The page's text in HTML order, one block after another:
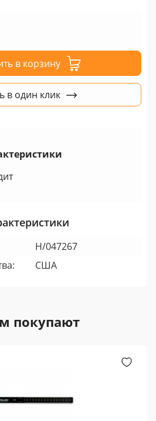
в корзину
в один клик
H/047267
США
покупают